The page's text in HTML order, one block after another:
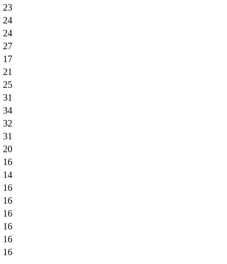
23
24
24
27
17
21
25
31
34
32
31
20
16
14
16
16
16
16
16
16